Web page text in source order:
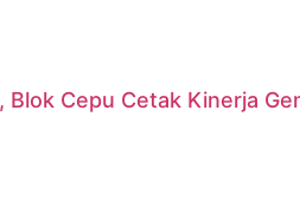
Blok Cepu Cetak Kinerja